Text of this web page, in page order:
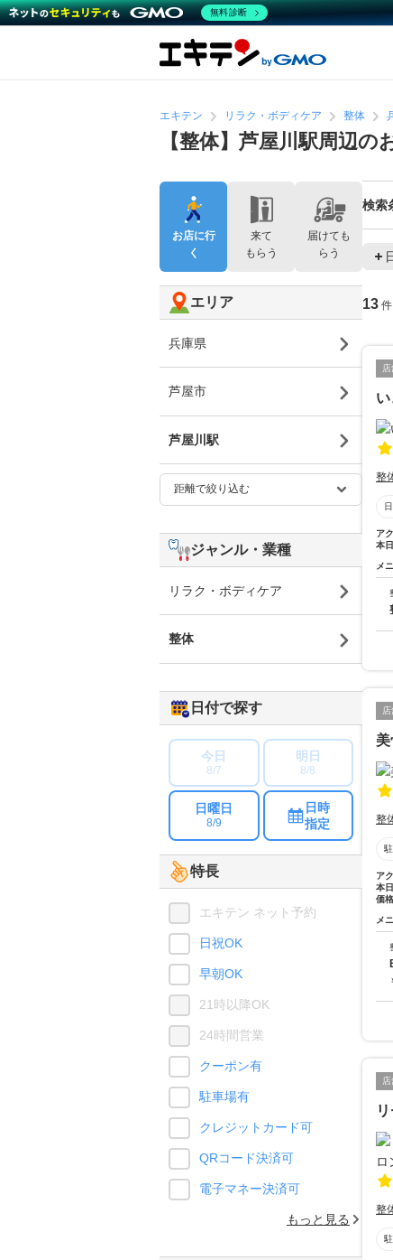
エキテン リラク・ボディケア 整体
【整体】芦屋川駅周辺の
検索
13 件
店
整
ア
本
メ
店
整
ア
本
価
メ
店
整
お店に行
く
来て
もらう
届けても
らう
エリア
兵庫県
芦屋市
芦屋川駅
ジャンル・業種
リラク・ボディケア
整体
日付で探す
今日
8/7
明日
8/8
日曜日
8/9
日時
指定
特長
エキテン ネット予約
日祝OK
早朝OK
21時以降OK
24時間営業
クーポン有
駐車場有
クレジットカード可
QRコード決済可
電子マネー決済可
もっと見る
無料診断